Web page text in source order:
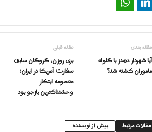
مقاله قبلی
بری روزن، گروگان سابق
سفارت آمریکا در ایران:
معصومه ابتکار
وحشتناک‌ترین بازجو بود
مقاله بعدی
آیا شهردار دهدز با گلوله
ماموران کشته شد؟
مقالات مرتبط بیش از نویسنده